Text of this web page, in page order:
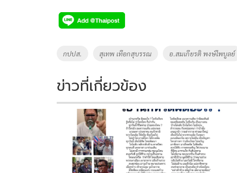
e
b
o
k
tt
er
p
y
Li
k
Tags
กปปส. สุเทพ เทือกสุบรรณ อ.สมเกียรติ พงษ์ไพบูลย์
ข่าวที่เกี่ยวข้อง